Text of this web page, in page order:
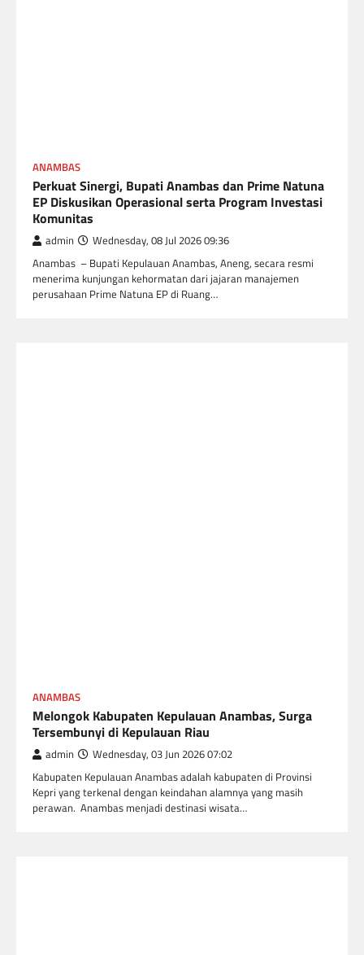
ANAMBAS
Perkuat Sinergi, Bupati Anambas dan Prime Natuna
EP Diskusikan Operasional serta Program Investasi
Komunitas
admin Wednesday, 08 Jul 2026 09:36
Anambas – Bupati Kepulauan Anambas, Aneng, secara resmi
menerima kunjungan kehormatan dari jajaran manajemen
perusahaan Prime Natuna EP di Ruang…
ANAMBAS
Melongok Kabupaten Kepulauan Anambas, Surga
Tersembunyi di Kepulauan Riau
admin Wednesday, 03 Jun 2026 07:02
Kabupaten Kepulauan Anambas adalah kabupaten di Provinsi
Kepri yang terkenal dengan keindahan alamnya yang masih
perawan. Anambas menjadi destinasi wisata…